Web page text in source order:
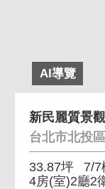
AI導覽
台北市北投
33.87坪
7/7
4房(室)2廳2